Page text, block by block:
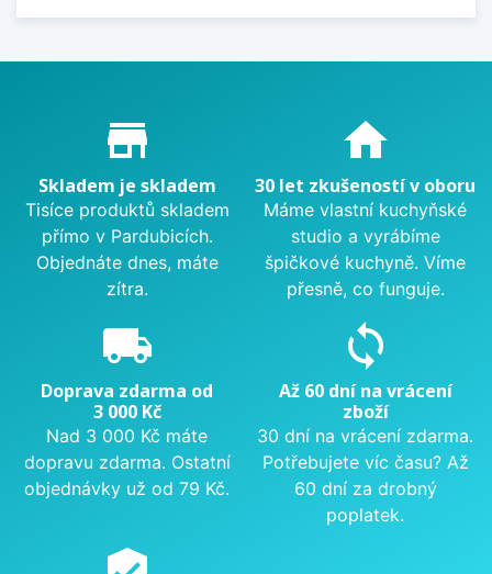
Proč nakupovat u nás?
store_mall_directory
Skladem je skladem
Tisíce produktů skladem
přímo v Pardubicích.
Objednáte dnes, máte
zítra.
home
30 let zkušeností v oboru
Máme vlastní kuchyňské
studio a vyrábíme
špičkové kuchyně. Víme
přesně, co funguje.
local_shipping
Doprava zdarma od
3 000 Kč
Nad 3 000 Kč máte
dopravu zdarma. Ostatní
objednávky už od 79 Kč.
sync
Až 60 dní na vrácení
zboží
30 dní na vrácení zdarma.
Potřebujete víc času? Až
60 dní za drobný
poplatek.